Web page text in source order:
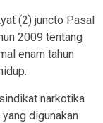
(2) juncto Pasal
2009 tentang
enam tahun
narkotika
digunakan